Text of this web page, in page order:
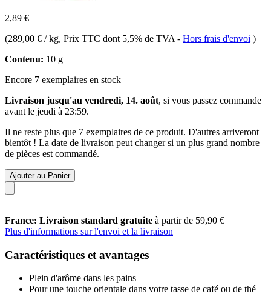
2,89 €
(289,00 € / kg, Prix TTC dont 5,5% de TVA - Hors frais d'envoi )
Contenu: 10 g
Encore 7 exemplaires en stock
Livraison jusqu'au vendredi, 14. août, si vous passez commande
avant le jeudi à 23:59.
Il ne reste plus que 7 exemplaires de ce produit. D'autres arriveront
bientôt ! La date de livraison peut changer si un plus grand nombre
de pièces est commandé.
Ajouter au Panier
France: Livraison standard gratuite à partir de 59,90 €
Plus d'informations sur l'envoi et la livraison
Caractéristiques et avantages
Plein d'arôme dans les pains
Pour une touche orientale dans votre tasse de café ou de thé